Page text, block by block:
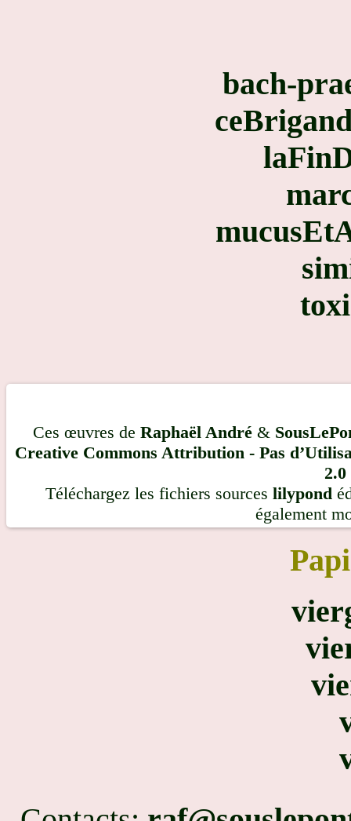
bach-
Ces œuvres de Raphaël André &
Creative Commons Attribution - Pas
Téléchargez les fichiers sources lilypond
également